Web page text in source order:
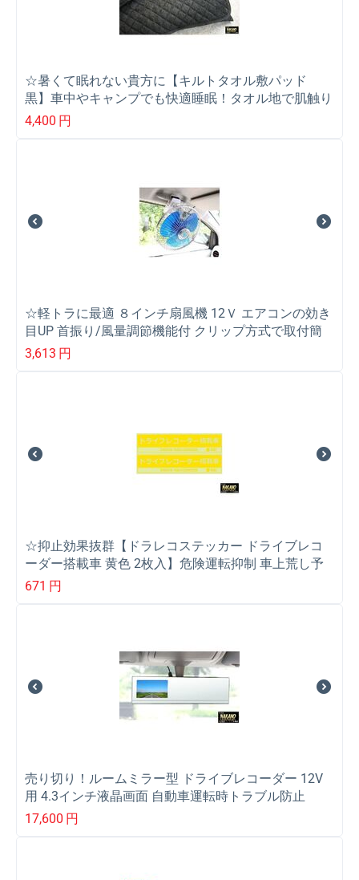
☆暑くて眠れない貴方に【キルトタオル敷パッド
黒】車中やキャンプでも快適睡眠！タオル地で肌触り
抜群
4,400 円
☆軽トラに最適 ８インチ扇風機 12Ｖ エアコンの効き
目UP 首振り/風量調節機能付 クリップ方式で取付簡
単
3,613 円
☆抑止効果抜群【ドラレコステッカー ドライブレコ
ーダー搭載車 黄色 2枚入】危険運転抑制 車上荒し予
防対策
671 円
売り切り！ルームミラー型 ドライブレコーダー 12V
用 4.3インチ液晶画面 自動車運転時トラブル防止
17,600 円